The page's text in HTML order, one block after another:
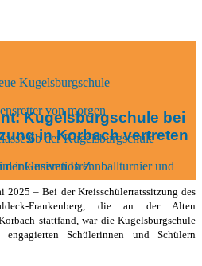
Kugelsburgschule
von morgen
6b der Kugelsburgschule
inklusiven Brennballturnier und
der Generation Z
Kugelsburgschule bei
in Korbach vertreten
2025 – Bei der Kreisschülerratssitzung des
Frankenberg, die an der Alten
stattfand, war die Kugelsburgschule
Schülerinnen und Schülern